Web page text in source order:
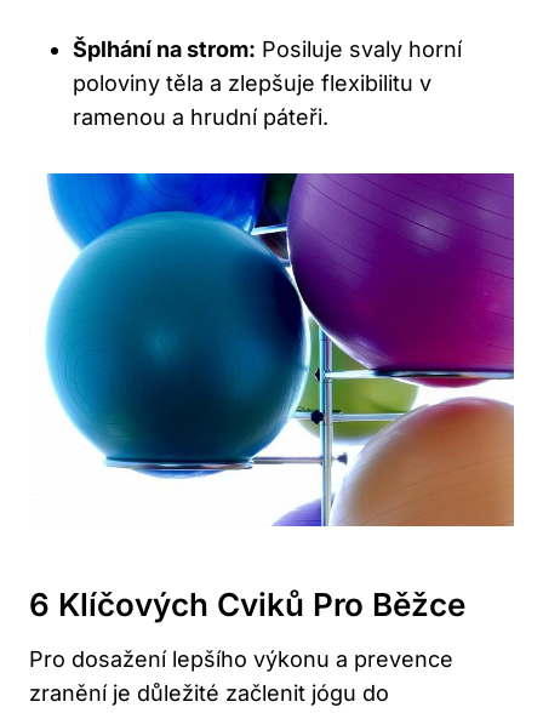
Šplhání na strom: Posiluje svaly horní
poloviny těla a zlepšuje flexibilitu v
ramenou a hrudní páteři.
6 Klíčových Cviků Pro Běžce
Pro dosažení lepšího výkonu a prevence
zranění je důležité začlenit jógu do